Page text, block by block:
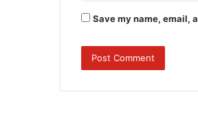
Save my name, email,